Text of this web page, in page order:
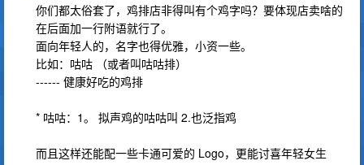
你们都太俗套了，鸡排店非得叫有个鸡字吗？要体现店卖啥的
在后面加一行附语就行了。
面向年轻人的，名字也得优雅，小资一些。
比如：咕咕 （或者叫咕咕排）
------ 健康好吃的鸡排
* 咕咕：1。 拟声鸡的咕咕叫 2.也泛指鸡
而且这样还能配一些卡通可爱的 Logo，更能讨喜年轻女生